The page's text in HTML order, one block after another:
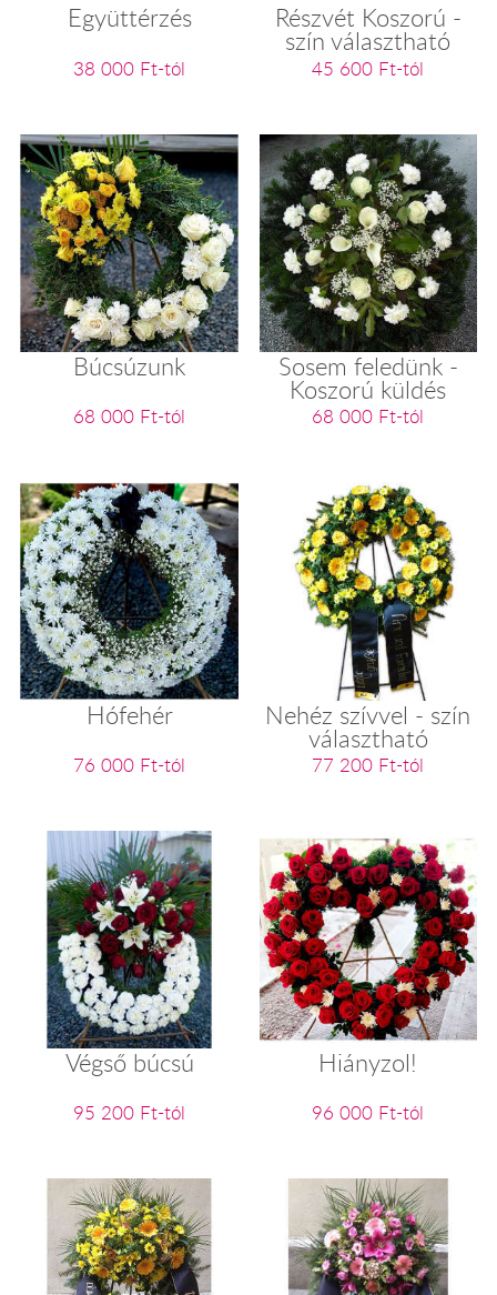
Együttérzés
38 000 Ft-tól
Részvét Koszorú -
szín választható
45 600 Ft-tól
Búcsúzunk
68 000 Ft-tól
Sosem feledünk -
Koszorú küldés
68 000 Ft-tól
Hófehér
76 000 Ft-tól
Nehéz szívvel - szín
választható
77 200 Ft-tól
Végső búcsú
95 200 Ft-tól
Hiányzol!
96 000 Ft-tól